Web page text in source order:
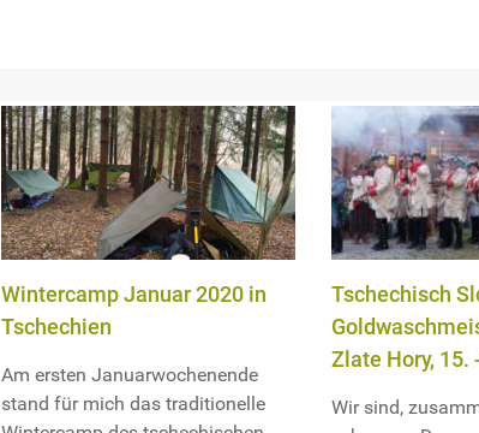
Wintercamp Januar 2020 in
Tschechien
Am ersten Januarwochenende
stand für mich das traditionelle
Tschechisch
Zlate Hory, 15.
Wir sind,